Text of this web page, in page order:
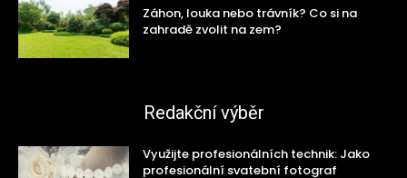
Záhon, louka nebo trávník? Co si na
zahradě zvolit na zem?
Redakční výběr
Využijte profesionálních technik: Jako
profesionální svatební fotograf